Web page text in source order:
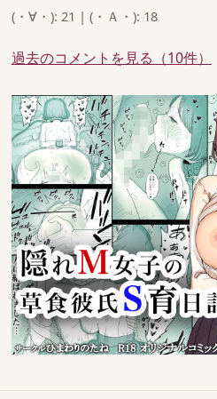
(・∀・): 21 | (・Ａ・): 18
過去のコメントを見る（10件）